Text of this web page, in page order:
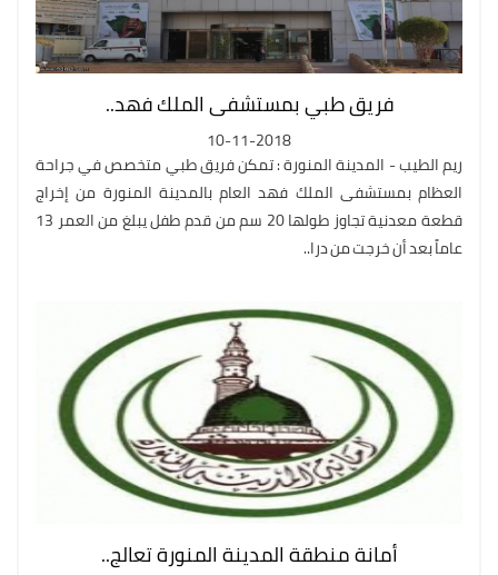
فريق طبي بمستشفى الملك فهد..
10-11-2018
ريم الطيب - المدينة المنورة : تمكن فريق طبي متخصص في جراحة
العظام بمستشفى الملك فهد العام بالمدينة المنورة من إخراج
قطعة معدنية تجاوز طولها 20 سم من قدم طفل يبلغ من العمر 13
عاماً بعد أن خرجت من درا..
أمانة منطقة المدينة المنورة تعالج..